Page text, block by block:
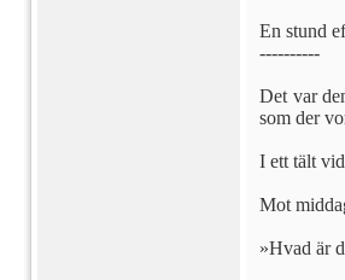
En stund
----------
Det var
som der
I ett tält
Mot
»Hvad är